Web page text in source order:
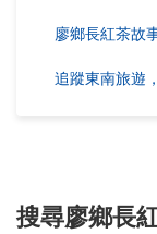
廖鄉長紅茶故
追蹤東南旅遊
搜尋廖鄉長